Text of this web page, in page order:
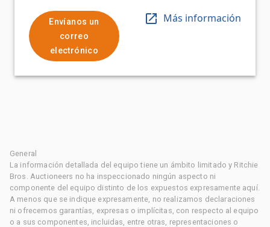
Envíanos un
correo
electrónico
Más información
General
La información detallada del equipo tiene un ámbito limitado y Ritchie
Bros. Auctioneers no ha inspeccionado ningún aspecto ni
componente del equipo distinto de los expuestos expresamente aquí.
A menos que se indique expresamente, no realizamos declaraciones
ni ofrecemos garantías, expresas o implícitas, con respecto al equipo
o a sus componentes, incluidas, entre otras, representaciones o